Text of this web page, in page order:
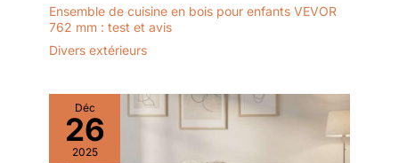
Ensemble de cuisine en bois pour enfants VEVOR
762 mm : test et avis
Divers extérieurs
Déc
26
2025